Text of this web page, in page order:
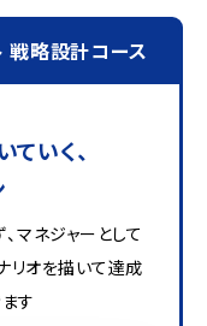
戦略設計コース
いく、
マネジャーとして
リオを描いて達成
す